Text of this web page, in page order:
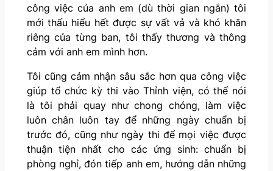
công việc của anh em (dù thời gian ngắn) tôi
mới thấu hiểu hết được sự vất vả và khó khăn
riêng của từng ban, tôi thấy thương và thông
cảm với anh em mình hơn.
Tôi cũng cảm nhận sâu sắc hơn qua công việc
giúp tổ chức kỳ thi vào Thỉnh viện, có thể nói
là tôi phải quay như chong chóng, làm việc
luôn chân luôn tay để những ngày chuẩn bị
trước đó, cũng như ngày thi để mọi việc được
thuận tiện nhất cho các ứng sinh: chuẩn bị
phòng nghỉ, đón tiếp anh em, hướng dẫn những